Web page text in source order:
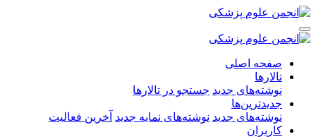
صفحه اصلی
تالارها
نوشته‌های جدید جستجو در تالارها
جدیدترین‌ها
نوشته‌های جدید نوشته‌های نمایه جدید آخرین فعالیت
کاربران